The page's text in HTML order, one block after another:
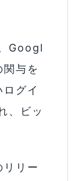
Googl
与を
グイ
、ビッ
リー